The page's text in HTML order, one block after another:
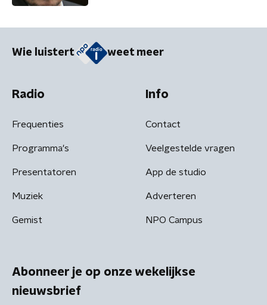
Wie luistert weet meer
Radio
Frequenties
Programma's
Presentatoren
Muziek
Gemist
Info
Contact
Veelgestelde vragen
App de studio
Adverteren
NPO Campus
Abonneer je op onze wekelijkse
nieuwsbrief